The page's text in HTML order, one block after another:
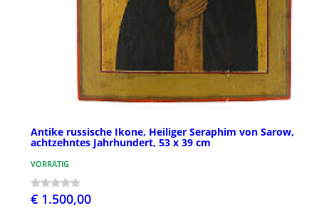
Antike russische Ikone, Heiliger Seraphim von Sarow,
achtzehntes Jahrhundert, 53 x 39 cm
VORRÄTIG
€ 1.500,00